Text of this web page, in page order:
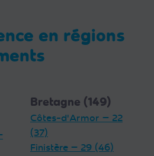
en régions
Bretagne (149)
Côtes-d'Armor — 22
(37)
Finistère — 29 (46)